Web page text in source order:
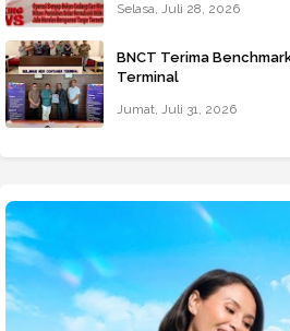
Hukum
Selasa, Juli 28, 2026
BNCT Terima
Terminal
Jumat, Juli 31, 2026